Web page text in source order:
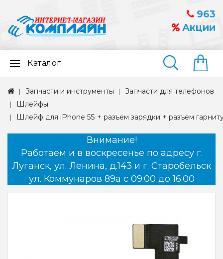
963
Акции
Найти
Каталог
Запчасти и инструменты
Запчасти для телефонов
Шлейфы
Шлейф для iPhone 5S + разъем зарядки + разъем
Внимание!
Работаем и в воскресенье по адресу г.
Луганск, ул. Ленина, д.143 и г. Старобельск
ул. Коммунаров 89а с 09:00 до 16:00